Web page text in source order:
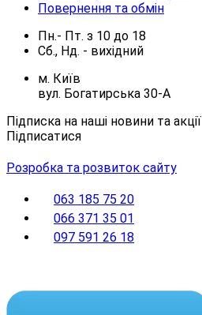
Повернення та обмін
Пн.- Пт. з 10 до 18
Сб., Нд. - вихідний
м. Київ
вул. Богатирська 30-А
Підписка на наші новини та акції
Підписатися
Розробка та розвиток сайту
063 185 75 20
066 371 35 01
097 591 26 18